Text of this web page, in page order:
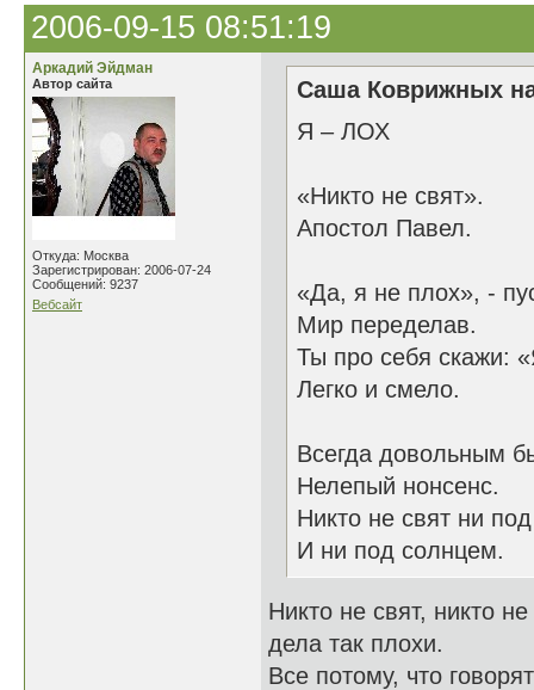
2006-09-15 08:51:19
Аркадий Эйдман
Автор сайта
Откуда: Москва
Зарегистрирован: 2006-07-24
Сообщений: 9237
Вебсайт
Саша Коврижных
Я – ЛОХ
«Никто не свят».
Апостол Павел.
«Да, я не плох», -
Мир переделав.
Ты про себя скажи:
Легко и смело.
Всегда довольным
Нелепый нонсенс.
Никто не свят ни
И ни под солнцем.
Никто не свят, никто не
дела так плохи.
Все потому, что